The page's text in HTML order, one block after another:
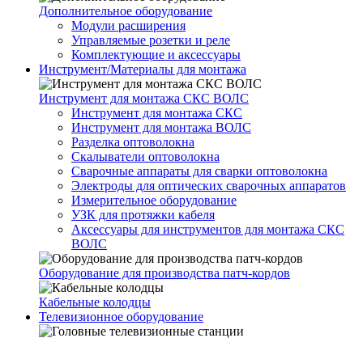
Дополнительное оборудование
Модули расширения
Управляемые розетки и реле
Комплектующие и аксессуары
Инструмент/Материалы для монтажа
Инструмент для монтажа СКС ВОЛС
Инструмент для монтажа СКС
Инструмент для монтажа ВОЛС
Разделка оптоволокна
Скалыватели оптоволокна
Сварочные аппараты для сварки оптоволокна
Электроды для оптических сварочных аппаратов
Измерительное оборудование
УЗК для протяжки кабеля
Аксессуары для инструментов для монтажа СКС
ВОЛС
Оборудование для производства патч-кордов
Кабельные колодцы
Телевизионное оборудование